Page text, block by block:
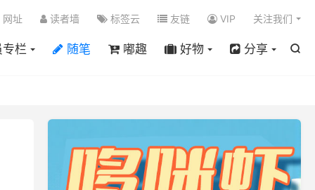

栏 随笔 嘟趣 好物 分享
网址 读者墙 标签云 友链 VIP 关注我们